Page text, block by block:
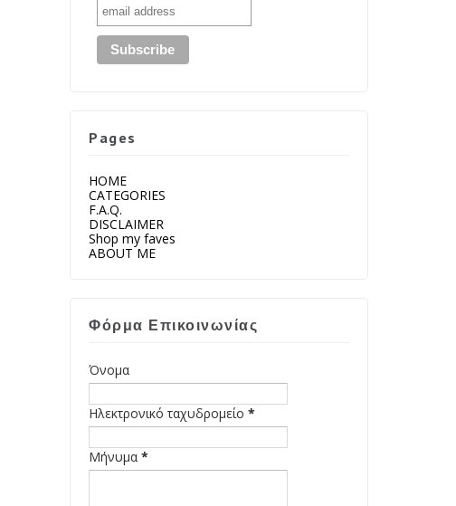
Pages
HOME
CATEGORIES
F.A.Q.
DISCLAIMER
Shop my faves
ABOUT ME
Φόρμα Επικοινωνίας
Όνομα
Ηλεκτρονικό ταχυδρομείο *
Μήνυμα *